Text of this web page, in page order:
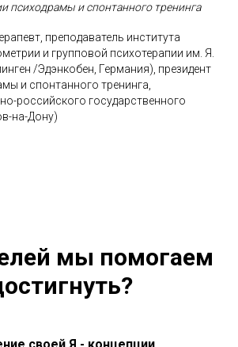
психодрамы и спонтанного тренинга
преподаватель института
и групповой психотерапии им. Я.
/Эдэнкобен, Германия), президент
и спонтанного тренинга,
российского государственного
на-Дону)⠀
мы помогаем